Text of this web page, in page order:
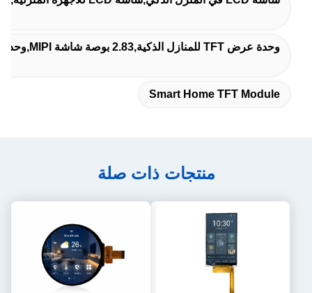
وحدة عرض TFT للمنازل الذكية,2.83 بوصة شاشة MIPI,وحدة عرض RGB 480x640
Smart Home TFT Module
منتجات ذات صلة